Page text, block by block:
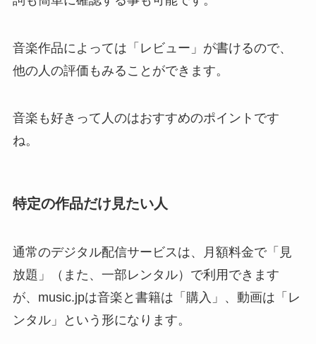
音楽作品によっては「レビュー」が書けるので、
他の人の評価もみることができます。
音楽も好きって人のはおすすめのポイントです
ね。
特定の作品だけ見たい人
通常のデジタル配信サービスは、月額料金で「見
放題」（また、一部レンタル）で利用できます
が、music.jpは音楽と書籍は「購入」、動画は「レ
ンタル」という形になります。